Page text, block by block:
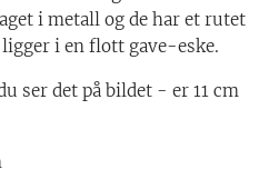
i metall og de har et rutet
i en flott gave-eske.
ser det på bildet - er 11 cm